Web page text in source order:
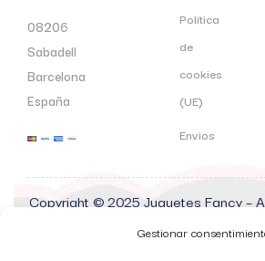
Gestionar
08206
Sabadell
Barcelona
España
Política
de
cookies
(UE)
Envios
Copyright © 2025 Juguetes Fancy –
SIS Sistemas Informáticos